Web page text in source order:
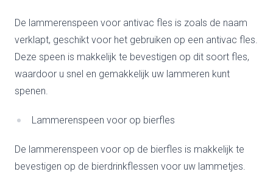
De lammerenspeen voor antivac fles is zoals de naam
verklapt, geschikt voor het gebruiken op een antivac fles.
Deze speen is makkelijk te bevestigen op dit soort fles,
waardoor u snel en gemakkelijk uw lammeren kunt
spenen.
Lammerenspeen voor op bierfles
De lammerenspeen voor op de bierfles is makkelijk te
bevestigen op de bierdrinkflessen voor uw lammetjes.